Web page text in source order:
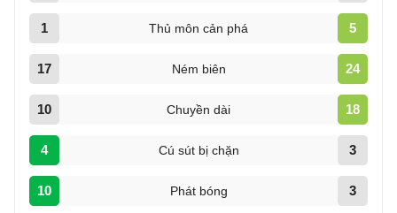
1 Thủ môn cản phá 5
17 Ném biên 24
10 Chuyền dài 18
4 Cú sút bị chặn 3
10 Phát bóng 3